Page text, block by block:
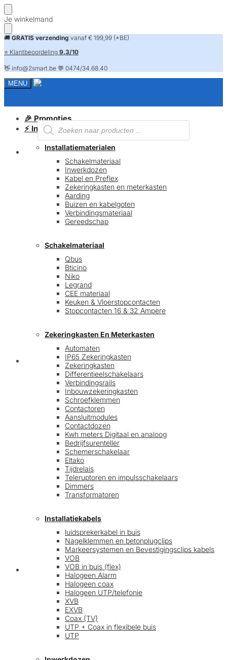
Skip
to
navigation
Skip
to
content
Je winkelmand
🚚 GRATIS verzending vanaf € 199,99 (*BE)
⭐ Klantbeoordeling 9,3/10
👋 info@2smart.be 💬 0474/34.68.40
MENU
Producten
zoeken
FAQ
Mijn account
🎉 Promoties
⚡ Installatiematerialen
Installatiematerialen
Schakelmateriaal
Inwerkdozen
Kabel en Preflex
Zekeringkasten en meterkasten
Aarding
Buizen en kabelgoten
Verbindingsmateriaal
Gereedschap
Schakelmateriaal
Qbus
Bticino
Niko
Legrand
CEE materiaal
Keuken & Vloerstopcontacten
Stopcontacten 16 & 32 Ampère
Zekeringkasten En Meterkasten
Automaten
IP65 Zekeringkasten
Zekeringkasten
Differentieelschakelaars
Verbindingsrails
Inbouwzekeringkasten
Schroefklemmen
Contactoren
Aansluitmodules
Contactdozen
Kwh meters Digitaal en analoog
Bedrijfsurenteller
Schemerschakelaar
Eltako
Tijdrelais
Teleruptoren en impulsschakelaars
Dimmers
Transformatoren
Installatiekabels
luidsprekerkabel in buis
Nagelklemmen en betonplugclips
Markeersystemen en Bevestigingsclips kabels
VOB
VOB in buis (flex)
Halogeen Alarm
Halogeen coax
Halogeen UTP/telefonie
XVB
EXVB
Coax (TV)
UTP + Coax in flexibele buis
UTP